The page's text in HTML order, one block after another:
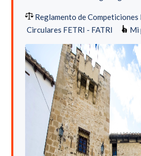
Reglamento de Competiciones
Circulares FETRI - FATRI
Mi